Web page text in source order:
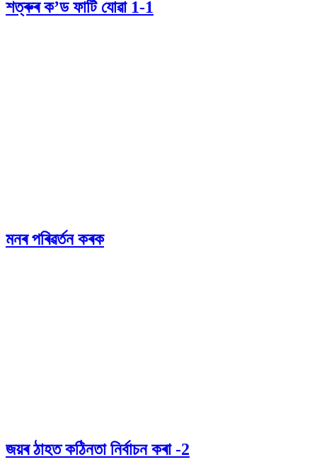
শত্ৰুৰ ক’ড ফাটি যোৱা 1-1
মনৰ পৰিৱৰ্তন কৰক
জয়ৰ ঠাহত কঠিনতা নিৰ্বাচন কৰা -2